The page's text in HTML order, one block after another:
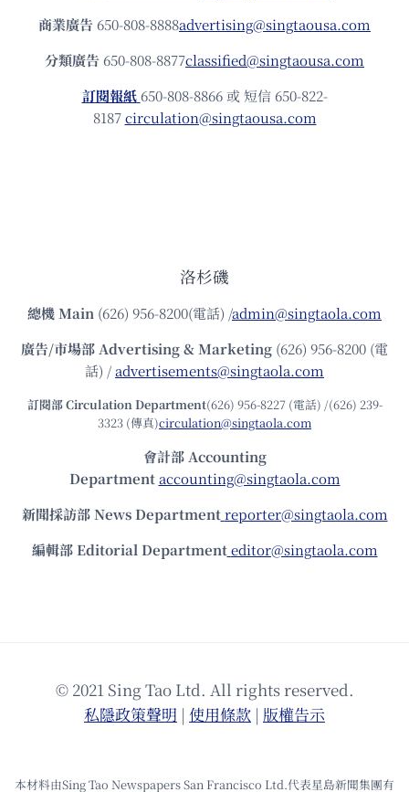
商業廣告 650-808-8888advertising@singtaousa.com
分類廣告 650-808-8877classified@singtaousa.com
訂閱報紙 650-808-8866 或 短信 650-822-
8187circulation@singtaousa.com
洛杉磯
總機Main (626) 956-8200(電話) /admin@singtaola.com
廣告/市場部Advertising & Marketing (626) 956-8200 (電
話) /advertisements@singtaola.com
訂閱部 Circulation Department(626) 956-8227 (電話) /(626) 239-
3323 (傳真)circulation@singtaola.com
會計部 Accounting
Department accounting@singtaola.com
新聞採訪部 News Department reporter@singtaola.com
編輯部 Editorial Department editor@singtaola.com
© 2021 Sing Tao Ltd. All rights reserved.
私隱政策聲明 | 使⽤條款 | 版權告⽰
本材料由Sing Tao Newspapers San Francisco Ltd.代表星島新聞集團有